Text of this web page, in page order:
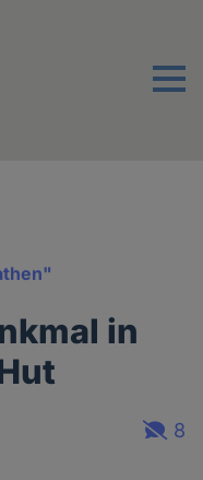
Menu
in
8